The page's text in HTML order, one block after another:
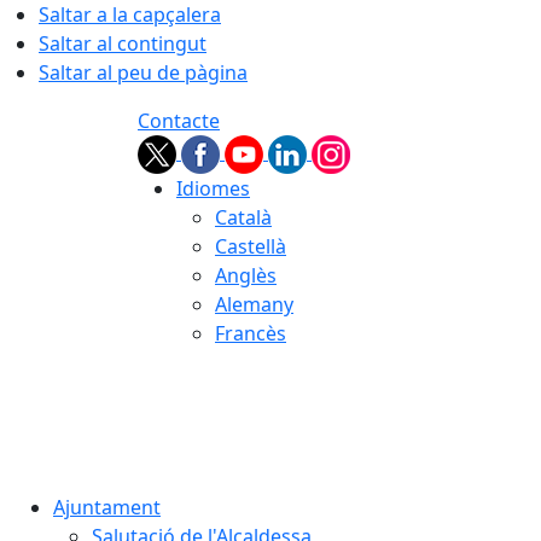
Saltar a la capçalera
Saltar al contingut
Saltar al peu de pàgina
Contacte
Idiomes
Català
Castellà
Anglès
Alemany
Francès
Ajuntament